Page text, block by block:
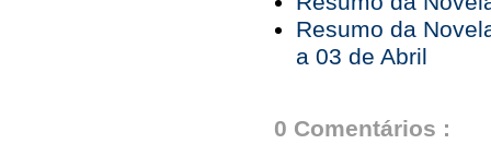
Resumo da
a 03 de Abril
0 Comentários :